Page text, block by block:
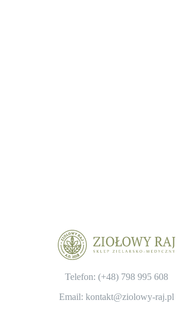
Telefon: (+48) 798 995 608
Email: kontakt@ziolowy-raj.pl